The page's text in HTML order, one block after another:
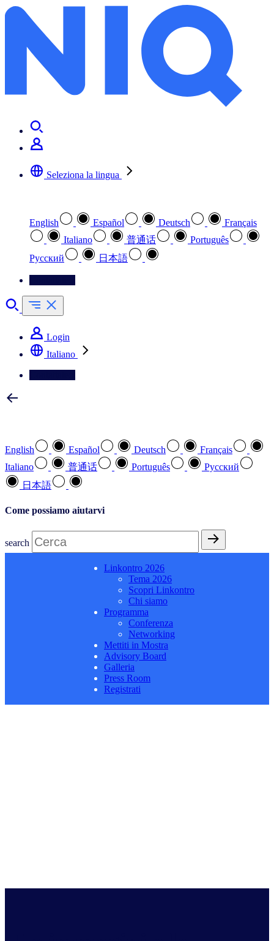
Seleziona la lingua
English Español Deutsch
Français
Italiano
普通话
Português
Pусский
日本語
Login
Italiano
English Español Deutsch
Français
Italiano
普通话 Português
Pусский
日本語
Come possiamo aiutarvi
search
Linkontro 2026
Tema 2026
Scopri Linkontro
Chi siamo
Programma
Conferenza
Networking
Mettiti in Mostra
Advisory Board
Galleria
Press Room
Registrati